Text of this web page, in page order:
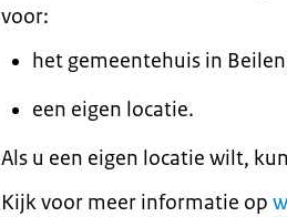
voor:
het gemeentehuis in
een eigen locatie.
Als u een eigen locatie wilt,
Kijk voor meer informatie op